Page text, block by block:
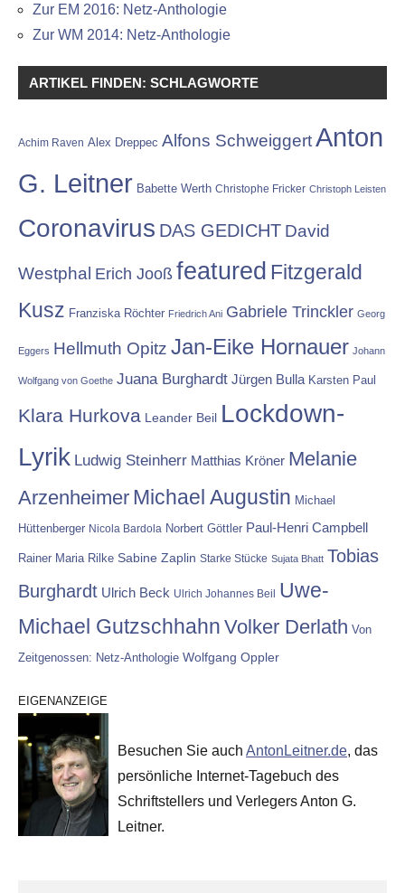
Zur EM 2016: Netz-Anthologie
Zur WM 2014: Netz-Anthologie
ARTIKEL FINDEN: SCHLAGWORTE
Achim Raven Alex Dreppec Alfons SchweiggertAnton
G. Leitner Babette Werth Christophe Fricker Christoph Leisten
Coronavirus DAS GEDICHT David
Westphal Erich Jooß featured Fitzgerald
Kusz Franziska Röchter Friedrich Ani Gabriele Trinckler Georg
Eggers Hellmuth Opitz Jan-Eike Hornauer Johann
Wolfgang von Goethe Juana Burghardt Jürgen Bulla Karsten Paul
Klara Hurkova Leander Beil Lockdown-
Lyrik Ludwig Steinherr Matthias Kröner Melanie
Arzenheimer Michael Augustin Michael
Hüttenberger Nicola Bardola Norbert Göttler Paul-Henri Campbell
Rainer Maria Rilke Sabine Zaplin Starke Stücke Sujata Bhatt Tobias
Burghardt Ulrich Beck Ulrich Johannes Beil Uwe-
Michael Gutzschhahn Volker Derlath Von
Zeitgenossen: Netz-Anthologie Wolfgang Oppler
EIGENANZEIGE
Besuchen Sie auch AntonLeitner.de, das
persönliche Internet-Tagebuch des
Schriftstellers und Verlegers Anton G.
Leitner.